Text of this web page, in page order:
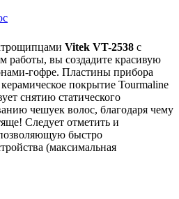
Vitek VT-2538 с
работы, вы создадите красивую
гофре. Пластины прибора
покрытие Tourmaline
снятию статического
чешуек волос, благодаря чему
Следует отметить и
быстро
(максимальная